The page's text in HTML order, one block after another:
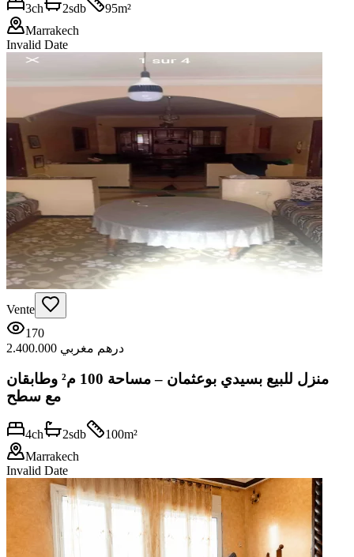
3ch 2sdb 95m²
Marrakech
Invalid Date
Vente
170
2.400.000 درهم مغربي
منزل للبيع بسيدي بوعثمان – مساحة 100 م² وطابقان
مع سطح
4ch 2sdb 100m²
Marrakech
Invalid Date